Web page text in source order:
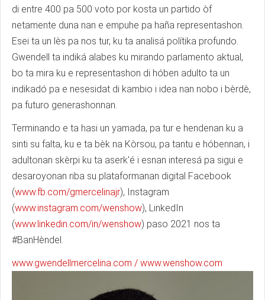
di entre 400 pa 500 voto por kosta un partido òf
netamente duna nan e empuhe pa haña representashon.
Esei ta un lès pa nos tur, ku ta analisá polítika profundo.
Gwendell ta indiká alabes ku mirando parlamento aktual,
bo ta mira ku e representashon di hóben adulto ta un
indikadó pa e nesesidat di kambio i idea nan nobo i bèrdè,
pa futuro generashonnan.
Terminando e ta hasi un yamada, pa tur e hendenan ku a
sinti su falta, ku e ta bèk na Kòrsou, pa tantu e hóbennan, i
adultonan skèrpi ku ta aserk'é i esnan interesá pa sigui e
desaroyonan riba su plataformanan digital Facebook
(www.fb.com/gmercelinajr), Instagram
(www.instagram.com/wenshow), LinkedIn
(www.linkedin.com/in/wenshow) paso 2021 nos ta
#BanHèndel.
www.gwendellmercelina.com / www.wenshow.com